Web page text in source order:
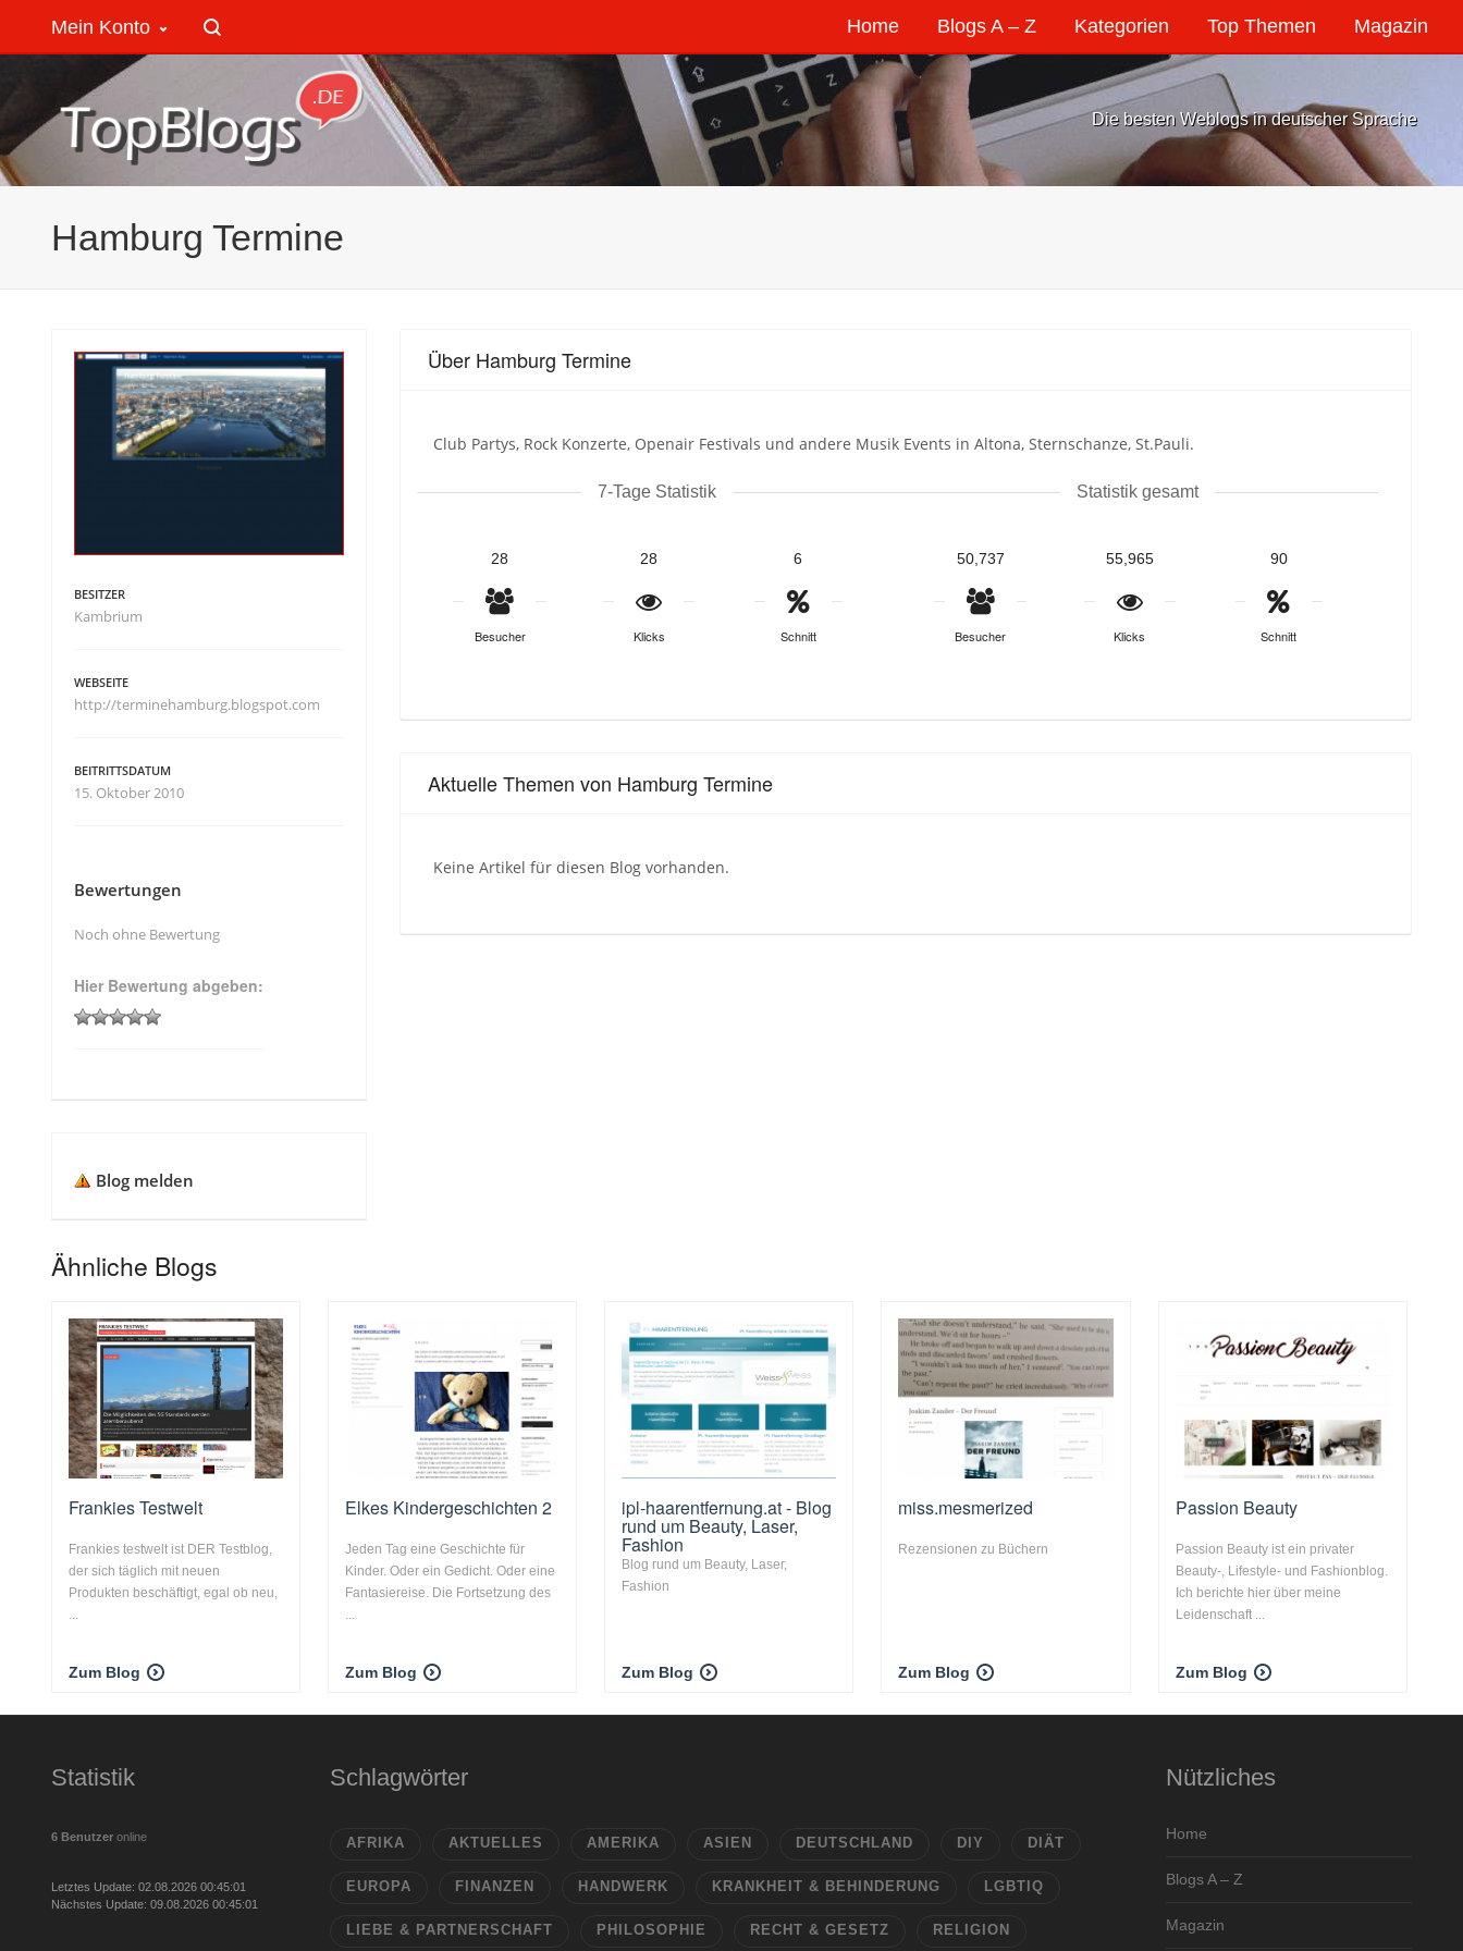
Home Blogs A – Z Kategorien Top Themen Magazin
Mein Konto
Die besten Weblogs in deutscher Sprache
Hamburg Termine
Über Hamburg Termine
Club Partys, Rock Konzerte, Openair Festivals und andere Musik Events in Altona, Sternschanze, St.Pauli.
7-Tage Statistik
28
Besucher
28
Klicks
6
Schnitt
Statistik gesamt
50,737
Besucher
55,965
Klicks
90
Schnitt
Aktuelle Themen von Hamburg Termine
Keine Artikel für diesen Blog vorhanden.
BESITZER
Kambrium
WEBSEITE
http://terminehamburg.blogspot.com
BEITRITTSDATUM
15. Oktober 2010
Bewertungen
Noch ohne Bewertung
Hier Bewertung abgeben:
Blog melden
Ähnliche Blogs
Frankies Testwelt
Frankies testwelt ist DER Testblog,
der sich täglich mit neuen
Produkten beschäftigt, egal ob neu,
...
Zum Blog
Elkes Kindergeschichten 2
Jeden Tag eine Geschichte für
Kinder. Oder ein Gedicht. Oder eine
Fantasiereise. Die Fortsetzung des
...
Zum Blog
ipl-haarentfernung.at - Blog
rund um Beauty, Laser,
Fashion
Blog rund um Beauty, Laser,
Fashion
Zum Blog
miss.mesmerized
Rezensionen zu Büchern
Zum Blog
Passion Beauty
Passion Beauty ist ein privater
Beauty-, Lifestyle- und Fashionblog.
Ich berichte hier über meine
Leidenschaft ...
Zum Blog
Statistik
6 Benutzer online
Letztes Update: 02.08.2026 00:45:01
Nächstes Update: 09.08.2026 00:45:01
Schlagwörter
AFRIKA AKTUELLES AMERIKA ASIEN DEUTSCHLAND DIY DIÄT
EUROPA FINANZEN HANDWERK KRANKHEIT & BEHINDERUNG LGBTIQ
LIEBE & PARTNERSCHAFT PHILOSOPHIE RECHT & GESETZ RELIGION
Nützliches
Home
Blogs A – Z
Magazin